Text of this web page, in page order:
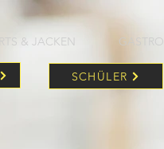
& JACKEN GASTRO
SCHÜLER